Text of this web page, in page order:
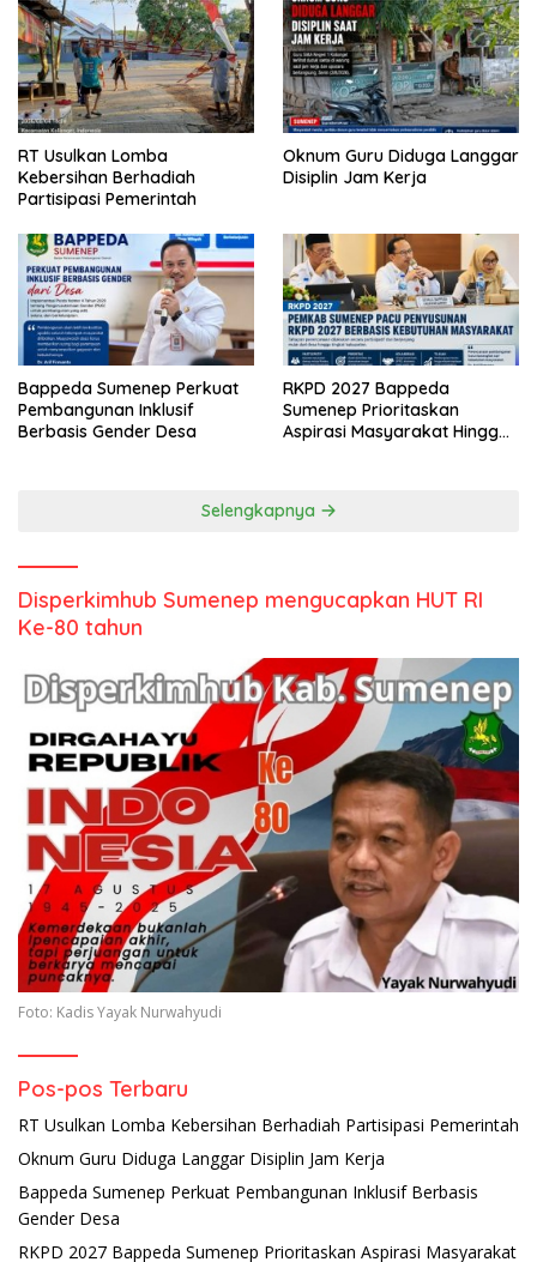
RT Usulkan Lomba
Kebersihan Berhadiah
Partisipasi Pemerintah
Oknum Guru Diduga Langgar
Disiplin Jam Kerja
Bappeda Sumenep Perkuat
Pembangunan Inklusif
Berbasis Gender Desa
RKPD 2027 Bappeda
Sumenep Prioritaskan
Aspirasi Masyarakat Hingga
Selengkapnya
Disperkimhub Sumenep mengucapkan HUT RI
Ke-80 tahun
Foto: Kadis Yayak Nurwahyudi
Pos-pos Terbaru
RT Usulkan Lomba Kebersihan Berhadiah Partisipasi Pemerintah
Oknum Guru Diduga Langgar Disiplin Jam Kerja
Bappeda Sumenep Perkuat Pembangunan Inklusif Berbasis
Gender Desa
RKPD 2027 Bappeda Sumenep Prioritaskan Aspirasi Masyarakat